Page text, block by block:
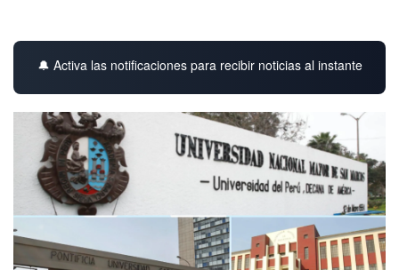
🔔 Activa las notificaciones para recibir noticias al instante